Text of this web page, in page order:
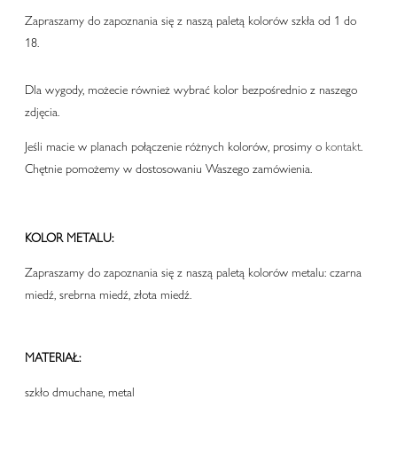
Zapraszamy do zapoznania się z naszą paletą kolorów szkła od 1 do
18.
Dla wygody, możecie również wybrać kolor bezpośrednio z naszego
zdjęcia.
Jeśli macie w planach połączenie różnych kolorów, prosimy o kontakt.
Chętnie pomożemy w dostosowaniu Waszego zamówienia.
KOLOR METALU:
Zapraszamy do zapoznania się z naszą paletą kolorów metalu: czarna
miedź, srebrna miedź, złota miedź.
MATERIAŁ:
szkło dmuchane, metal